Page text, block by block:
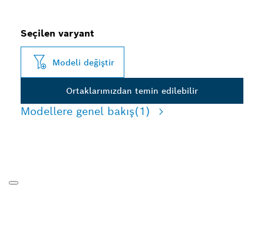
Seçilen varyant
Modeli değiştir
Ortaklarımızdan temin edilebilir
Modellere genel bakış(1)